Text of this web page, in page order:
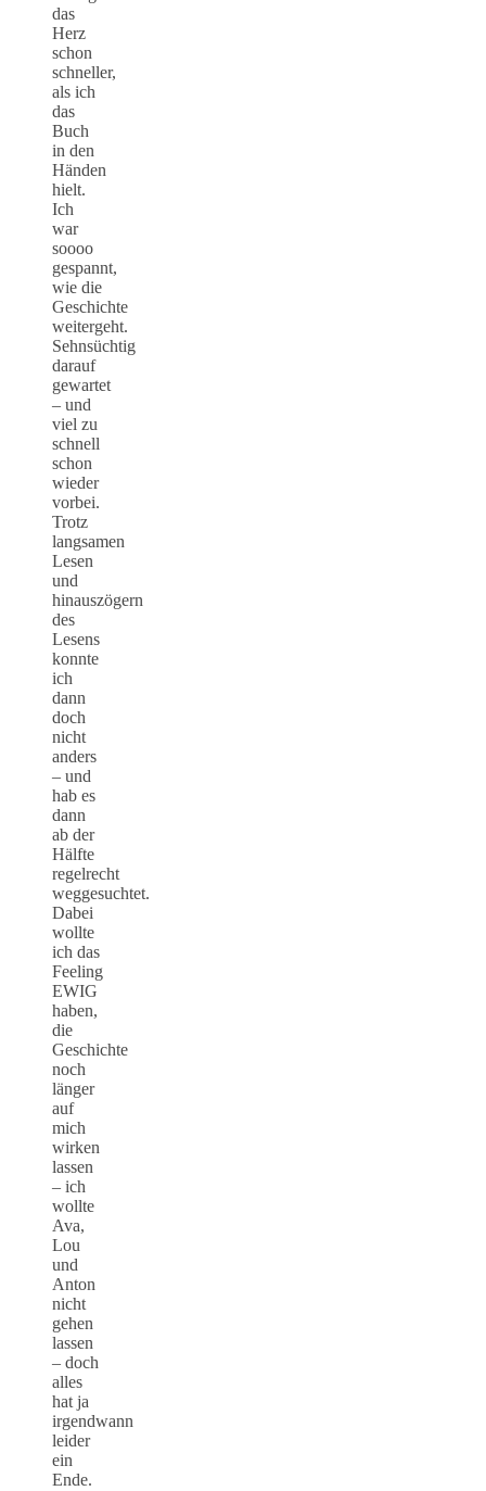
das
Herz
schon
schneller,
als ich
das
Buch
in den
Händen
hielt.
Ich
war
soooo
gespannt,
wie die
Geschichte
weitergeht.
Sehnsüchtig
darauf
gewartet
– und
viel zu
schnell
schon
wieder
vorbei.
Trotz
langsamen
Lesen
und
hinauszögern
des
Lesens
konnte
ich
dann
doch
nicht
anders
– und
hab es
dann
ab der
Hälfte
regelrecht
weggesuchtet.
Dabei
wollte
ich das
Feeling
EWIG
haben,
die
Geschichte
noch
länger
auf
mich
wirken
lassen
– ich
wollte
Ava,
Lou
und
Anton
nicht
gehen
lassen
– doch
alles
hat ja
irgendwann
leider
ein
Ende.